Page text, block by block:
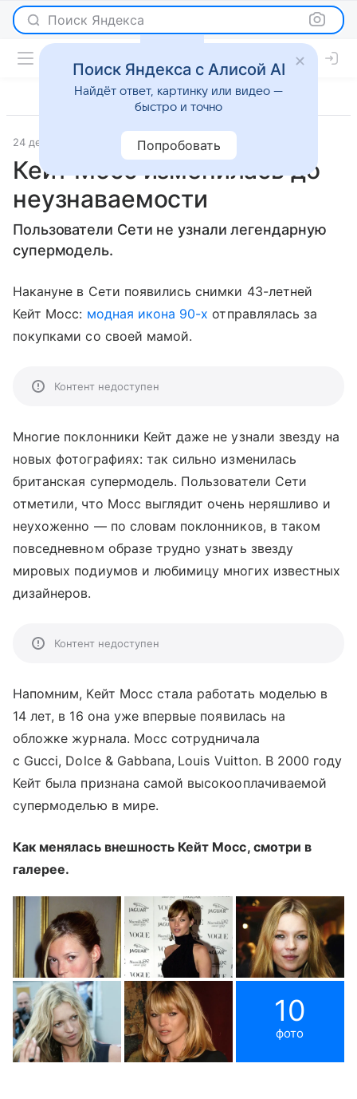
Поиск Яндекса
24 декабря 2017 Светская жизнь
Кейт Мосс изменилась до
неузнаваемости
Пользователи Сети не узнали легендарную
супермодель.
Накануне в Сети появились снимки 43-летней
Кейт Мосс: модная икона 90-х отправлялась за
покупками со своей мамой.
Контент недоступен
Многие поклонники Кейт даже не узнали звезду на
новых фотографиях: так сильно изменилась
британская супермодель. Пользователи Сети
отметили, что Мосс выглядит очень неряшливо и
неухоженно — по словам поклонников, в таком
повседневном образе трудно узнать звезду
мировых подиумов и любимицу многих известных
дизайнеров.
Контент недоступен
Напомним, Кейт Мосс стала работать моделью в
14 лет, в 16 она уже впервые появилась на
обложке журнала. Мосс сотрудничала
с Gucci, Dolce & Gabbana, Louis Vuitton. В 2000 году
Кейт была признана самой высокооплачиваемой
супермоделью в мире.
Как менялась внешность Кейт Мосс, смотри в
галерее.
10
фото
Поиск Яндекса с Алисой AI
Найдёт ответ, картинку или видео —
быстро и точно
Попробовать